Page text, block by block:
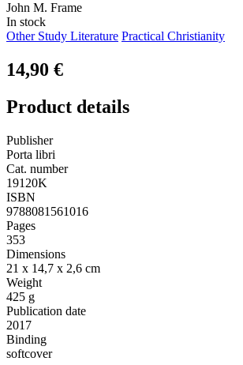
John M. Frame
In stock
Other Study Literature Practical Christianity
14,90 €
Product details
Publisher
Porta libri
Cat. number
19120K
ISBN
9788081561016
Pages
353
Dimensions
21 x 14,7 x 2,6 cm
Weight
425 g
Publication date
2017
Binding
softcover